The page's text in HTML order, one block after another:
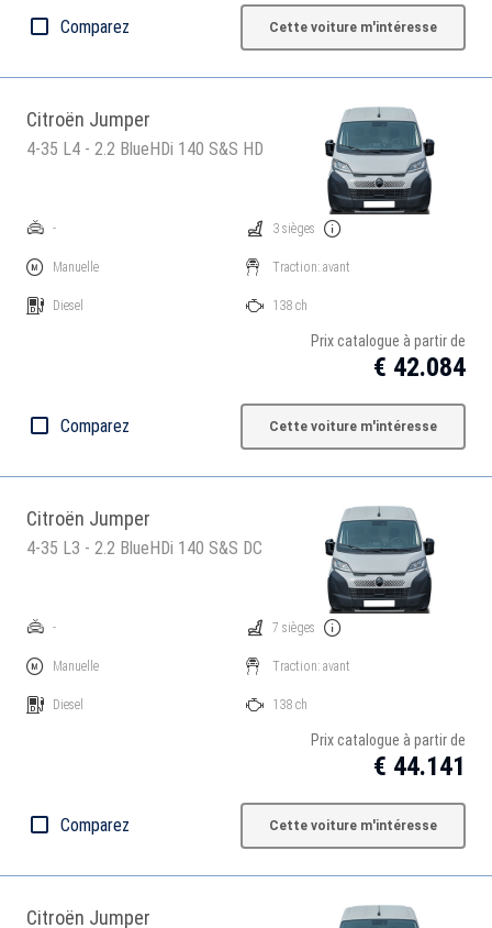
Comparez Cette voiture m'intéresse
Citroën Jumper
4-35 L4 - 2.2 BlueHDi 140 S&S HD
-
Manuelle
Diesel
3 sièges
Traction: avant
138 ch
Prix catalogue à partir de
€ 42.084
Comparez Cette voiture m'intéresse
Citroën Jumper
4-35 L3 - 2.2 BlueHDi 140 S&S DC
-
Manuelle
Diesel
7 sièges
Traction: avant
138 ch
Prix catalogue à partir de
€ 44.141
Comparez Cette voiture m'intéresse
Citroën Jumper